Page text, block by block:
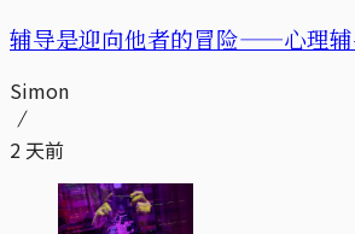
辅导是迎向他者的冒险——心理辅
Simon
2 天前